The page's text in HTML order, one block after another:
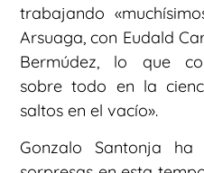
trabajando
Arsuaga, con Eudald
Bermúdez, lo que
sobre todo en la
saltos en el vacío».
Gonzalo Santonja